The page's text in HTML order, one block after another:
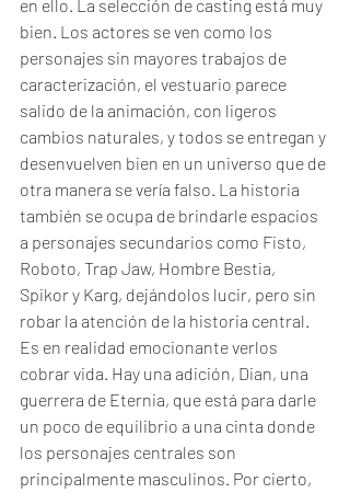
en ello. La selección de casting está muy
bien. Los actores se ven como los
personajes sin mayores trabajos de
caracterización, el vestuario parece
salido de la animación, con ligeros
cambios naturales, y todos se entregan y
desenvuelven bien en un universo que de
otra manera se vería falso. La historia
también se ocupa de brindarle espacios
a personajes secundarios como Fisto,
Roboto, Trap Jaw, Hombre Bestia,
Spikor y Karg, dejándolos lucir, pero sin
robar la atención de la historia central.
Es en realidad emocionante verlos
cobrar vida. Hay una adición, Dian, una
guerrera de Eternia, que está para darle
un poco de equilibrio a una cinta donde
los personajes centrales son
principalmente masculinos. Por cierto,